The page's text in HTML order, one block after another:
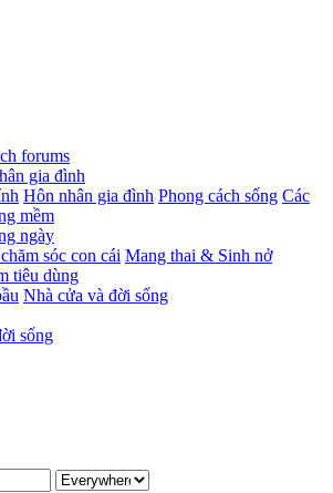
forums
gia đình
Hôn nhân gia đình Phong cách sống Các
mềm
ngày
sóc con cái Mang thai & Sinh nở
tiêu dùng
Nhà cửa và đời sống
sống